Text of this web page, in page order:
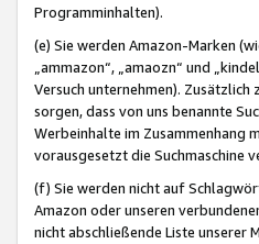
Programminhalten).
(e) Sie werden Amazon-Marken
„ammazon“, „amaozn“ und
Versuch unternehmen).
sorgen, dass von uns benannte
Werbeinhalte im Zusammenhang
vorausgesetzt die Suchmaschine
(f) Sie werden nicht auf
Amazon oder unseren
nicht abschließende Liste unserer